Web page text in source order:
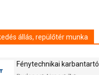
állás, repülőtér munka
Fénytechnikai karbantartó